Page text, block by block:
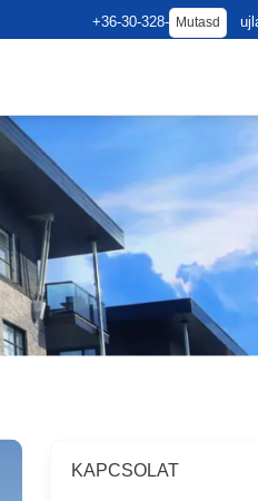
+36-30-328- Mutasd
KAPCSOLAT